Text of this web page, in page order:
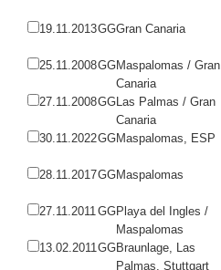
19.11.2013GGGran Canaria
25.11.2008GGMaspalomas / Gran
Canaria
27.11.2008GGLas Palmas / Gran
Canaria
30.11.2022GGMaspalomas, ESP
28.11.2017GGMaspalomas
27.11.2011GGPlaya del Ingles /
Maspalomas
13.02.2011GGBraunlage, Las
Palmas, Stuttgart